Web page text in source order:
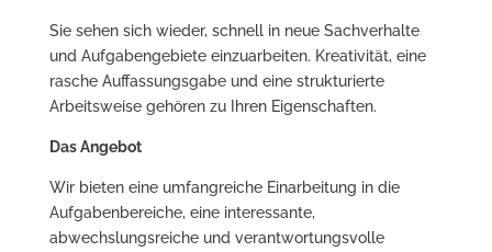
Sie sehen sich wieder, schnell in neue Sachverhalte
und Aufgabengebiete einzuarbeiten. Kreativität, eine
rasche Auffassungsgabe und eine strukturierte
Arbeitsweise gehören zu Ihren Eigenschaften.
Das Angebot
Wir bieten eine umfangreiche Einarbeitung in die
Aufgabenbereiche, eine interessante,
abwechslungsreiche und verantwortungsvolle